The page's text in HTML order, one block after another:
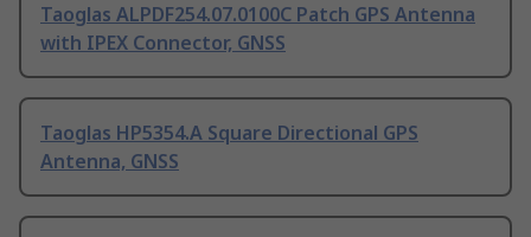
Taoglas ALPDF254.07.0100C Patch GPS Antenna
with IPEX Connector, GNSS
Taoglas HP5354.A Square Directional GPS
Antenna, GNSS